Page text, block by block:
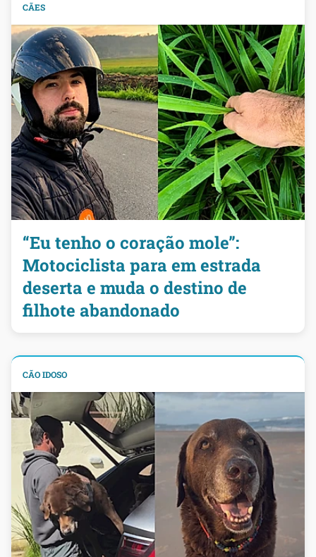
CÃES
“Eu tenho o coração mole”:
Motociclista para em estrada
deserta e muda o destino de
filhote abandonado
CÃO IDOSO